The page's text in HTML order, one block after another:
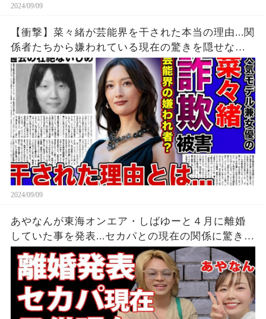
2024/09/09
【衝撃】菜々緒が芸能界を干された本当の理由...関
係者たちから嫌われている現在の驚きを隠せな
い！！詐欺被害にまで遭っている衝撃の現在...過去
の壮絶ないじめに一同驚愕！！
2024/09/09
あやなんが東海オンエア・しばゆーと４月に離婚
していた事を発表...セカパとの現在の関係に驚きを
隠せない...『しばゆー＆あやなん』夫婦の精神崩壊
した現在がヤバい...